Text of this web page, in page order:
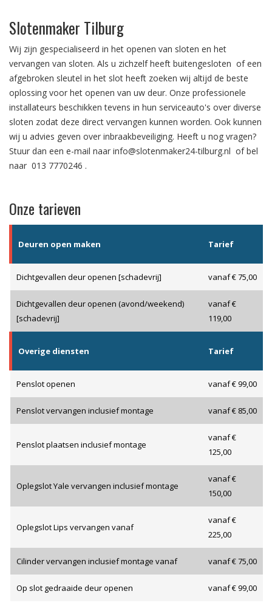
Slotenmaker Tilburg
Wij zijn gespecialiseerd in het openen van sloten en het
vervangen van sloten. Als u zichzelf heeft buitengesloten of een
afgebroken sleutel in het slot heeft zoeken wij altijd de beste
oplossing voor het openen van uw deur. Onze professionele
installateurs beschikken tevens in hun serviceauto's over diverse
sloten zodat deze direct vervangen kunnen worden. Ook kunnen
wij u advies geven over inbraakbeveiliging. Heeft u nog vragen?
Stuur dan een e-mail naar info@slotenmaker24-tilburg.nl of bel
naar 013 7770246 .
Onze tarieven
Deuren open maken Tarief
Dichtgevallen deur openen [schadevrij] vanaf € 75,00
Dichtgevallen deur openen (avond/weekend)
[schadevrij]
vanaf €
119,00
Overige diensten Tarief
Penslot openen vanaf € 99,00
Penslot vervangen inclusief montage vanaf € 85,00
Penslot plaatsen inclusief montage
vanaf €
125,00
Oplegslot Yale vervangen inclusief montage
vanaf €
150,00
Oplegslot Lips vervangen vanaf
vanaf €
225,00
Cilinder vervangen inclusief montage vanaf vanaf € 75,00
Op slot gedraaide deur openen vanaf € 99,00